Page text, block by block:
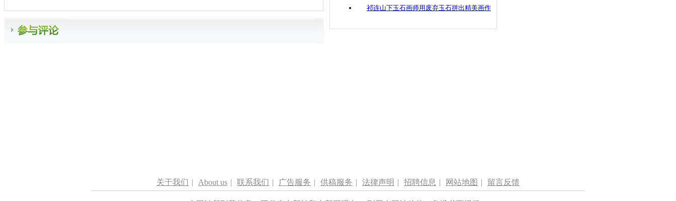
祁连山下玉石画师用废弃玉石拼出精美画作
关于我们 | About us | 联系我们 | 广告服务 | 供稿服务 | 法律声明 | 招聘信息 | 网站地图 | 留言反馈